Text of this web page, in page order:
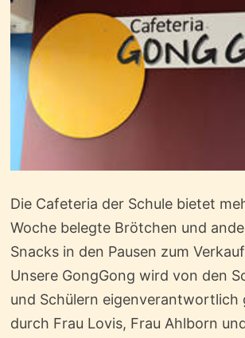
Die Cafeteria der Schule bietet
Woche belegte Brötchen und
Snacks in den Pausen zum
Unsere GongGong wird von den
und Schülern eigenverantwortlich
durch Frau Lovis, Frau Ahlborn